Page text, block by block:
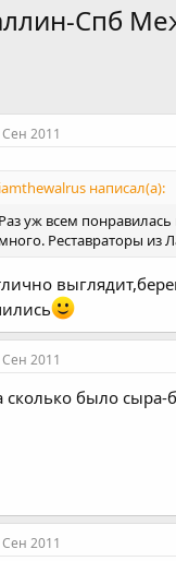
Спб
2011
iamthewalrus написал(а):
Раз уж всем
много. Реставраторы из
2011
сколько было сыра-
2011